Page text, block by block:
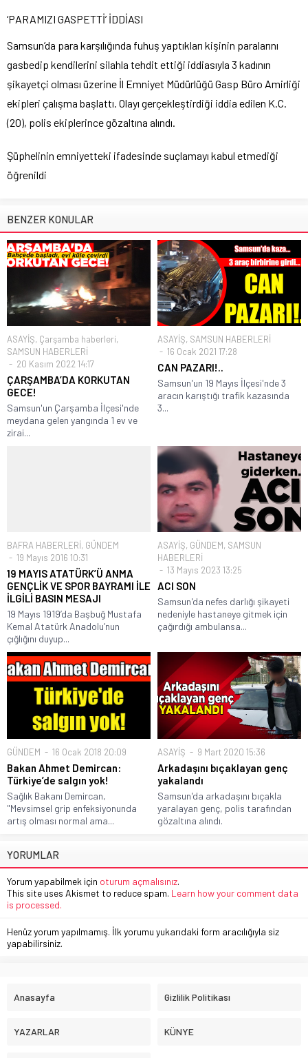
‘PARAMIZI GASPETTİ’ İDDİASI
Samsun’da para karşılığında fuhuş yaptıkları kişinin paralarını
gasbedip kendilerini silahla tehdit ettiği iddiasıyla 3 kadının
şikayetçi olması üzerine İl Emniyet Müdürlüğü Gasp Büro Amirliği
ekipleri çalışma başlattı. Olayı gerçekleştirdiği iddia edilen K.C.
(20), polis ekiplerince gözaltına alındı.
Şüphelinin emniyetteki ifadesinde suçlamayı kabul etmediği
öğrenildi
BENZER KONULAR
ASAYİŞ, Çarşamba haberleri,
SAMSUN HABERLERİ
20 Kasım 2022 14:17
ÇARŞAMBA’DA KORKUTAN
GECE!
Samsun'un Çarşamba İlçesi'nde
meydana gelen yangında 1 ev ve
zirai...
ASAYİŞ, SAMSUN HABERLERİ
16 Ocak 2021 17:28
CAN PAZARI!..
Samsun'un 19 Mayıs İlçesi'nde 3
aracın karıştığı trafik kazasında
3...
BAFRA HABERLERİ, GÜNDEM
19 Mayıs 2016 10:31
19 MAYIS ATATÜRK’Ü ANMA
GENÇLİK VE SPOR BAYRAMI İLE
İLGİLİ BASIN MESAJI
19 Mayıs 1919’da Başbuğ Mustafa
Kemal Atatürk Anadolu’nun
çığlığını duyup...
ASAYİŞ, GÜNDEM, SAMSUN
HABERLERİ
13 Mayıs 2023 13:25
ACI SON
Samsun'da nefes darlığı şikayeti
nedeniyle hastaneye gitmek için
çağırdığı ambulansa...
GÜNDEM 16 Ocak 2018 20:09
Bakan Ahmet Demircan:
Türkiye’de salgın yok!
Sağlık Bakanı Demircan,
"Mevsimsel grip enfeksiyonunda
artış olması normal ama...
ASAYİŞ 9 Mart 2020 15:36
Arkadaşını bıçaklayan genç
yakalandı
Samsun'da arkadaşını bıçakla
yaralayan genç, polis tarafından
gözaltına alındı.
YORUMLAR
Yorum yapabilmek için oturum açmalısınız.
This site uses Akismet to reduce spam. Learn how your comment data
is processed.
Henüz yorum yapılmamış. İlk yorumu yukarıdaki form aracılığıyla siz
yapabilirsiniz.
Anasayfa Gizlilik Politikası
YAZARLAR KÜNYE